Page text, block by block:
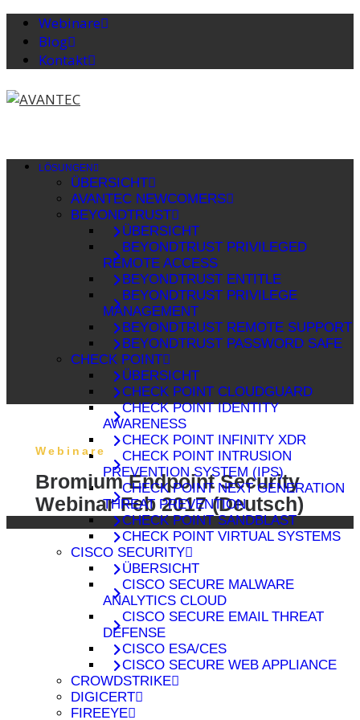
Webinare
Blog
Kontakt
LÖSUNGEN
ÜBERSICHT
AVANTEC NEWCOMERS
BEYONDTRUST
ÜBERSICHT
BEYONDTRUST PRIVILEGED
REMOTE ACCESS
BEYONDTRUST ENTITLE
BEYONDTRUST PRIVILEGE
MANAGEMENT
BEYONDTRUST REMOTE SUPPORT
BEYONDTRUST PASSWORD SAFE
CHECK POINT
ÜBERSICHT
CHECK POINT CLOUDGUARD
CHECK POINT IDENTITY
AWARENESS
CHECK POINT INFINITY XDR
CHECK POINT INTRUSION
PREVENTION SYSTEM (IPS)
CHECK POINT NEXT GENERATION
THREAT PREVENTION
CHECK POINT SANDBLAST
CHECK POINT VIRTUAL SYSTEMS
CISCO SECURITY
ÜBERSICHT
CISCO SECURE MALWARE
ANALYTICS CLOUD
CISCO SECURE EMAIL THREAT
DEFENSE
CISCO ESA/CES
CISCO SECURE WEB APPLIANCE
CROWDSTRIKE
DIGICERT
FIREEYE
Webinare
Bromium Endpoint Security
Webinar Feb 2017 (Deutsch)